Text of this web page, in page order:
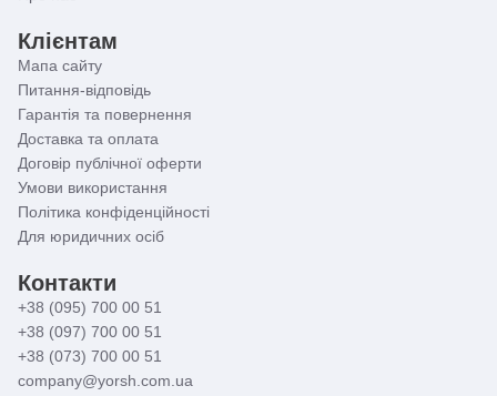
Клієнтам
Мапа сайту
Питання-відповідь
Гарантія та повернення
Доставка та оплата
Договір публічної оферти
Умови використання
Політика конфіденційності
Для юридичних осіб
Контакти
+38 (095) 700 00 51
+38 (097) 700 00 51
+38 (073) 700 00 51
company@yorsh.com.ua